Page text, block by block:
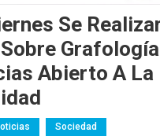
Se
Abierto A La
Sociedad